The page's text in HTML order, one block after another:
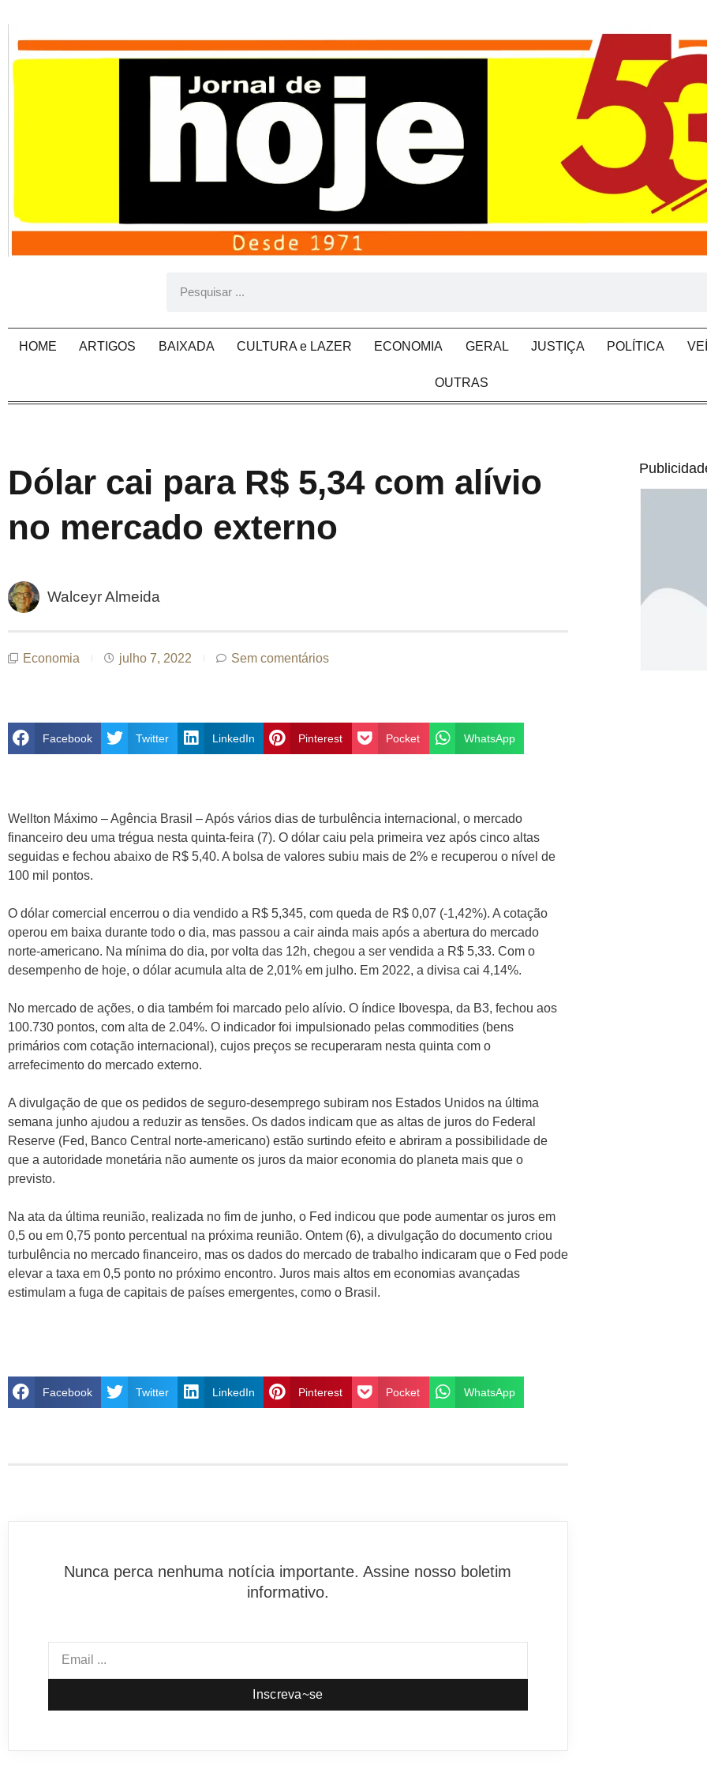
HOME ARTIGOS BAIXADA CULTURA e LAZER ECONOMIA GERAL JUSTIÇA POLÍTICA
OUTRAS
Dólar cai para R$ 5,34 com alívio
no mercado externo
Walceyr Almeida
Economia julho 7, 2022 Sem comentários
Facebook Twitter LinkedIn Pinterest Pocket WhatsApp
Wellton Máximo – Agência Brasil – Após vários dias de turbulência internacional, o mercado
financeiro deu uma trégua nesta quinta-feira (7). O dólar caiu pela primeira vez após cinco altas
seguidas e fechou abaixo de R$ 5,40. A bolsa de valores subiu mais de 2% e recuperou o nível de
100 mil pontos.
O dólar comercial encerrou o dia vendido a R$ 5,345, com queda de R$ 0,07 (-1,42%). A cotação
operou em baixa durante todo o dia, mas passou a cair ainda mais após a abertura do mercado
norte-americano. Na mínima do dia, por volta das 12h, chegou a ser vendida a R$ 5,33. Com o
desempenho de hoje, o dólar acumula alta de 2,01% em julho. Em 2022, a divisa cai 4,14%.
No mercado de ações, o dia também foi marcado pelo alívio. O índice Ibovespa, da B3, fechou aos
100.730 pontos, com alta de 2.04%. O indicador foi impulsionado pelas commodities (bens
primários com cotação internacional), cujos preços se recuperaram nesta quinta com o
arrefecimento do mercado externo.
A divulgação de que os pedidos de seguro-desemprego subiram nos Estados Unidos na última
semana junho ajudou a reduzir as tensões. Os dados indicam que as altas de juros do Federal
Reserve (Fed, Banco Central norte-americano) estão surtindo efeito e abriram a possibilidade de
que a autoridade monetária não aumente os juros da maior economia do planeta mais que o
previsto.
Na ata da última reunião, realizada no fim de junho, o Fed indicou que pode aumentar os juros em
0,5 ou em 0,75 ponto percentual na próxima reunião. Ontem (6), a divulgação do documento criou
turbulência no mercado financeiro, mas os dados do mercado de trabalho indicaram que o Fed pode
elevar a taxa em 0,5 ponto no próximo encontro. Juros mais altos em economias avançadas
estimulam a fuga de capitais de países emergentes, como o Brasil.
Facebook Twitter LinkedIn Pinterest Pocket WhatsApp
Nunca perca nenhuma notícia importante. Assine nosso boletim
informativo.
Inscreva~se